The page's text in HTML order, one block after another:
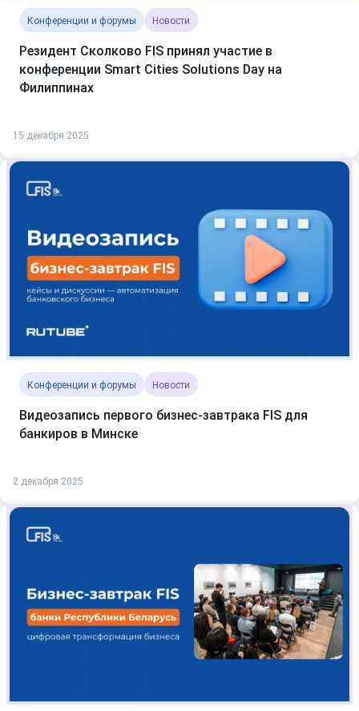
Конференции и форумы Новости
Резидент Сколково FIS принял участие в
конференции Smart Cities Solutions Day на
Филиппинах
15 декабря 2025
Конференции и форумы Новости
Видеозапись первого бизнес-завтрака FIS для
банкиров в Минске
2 декабря 2025